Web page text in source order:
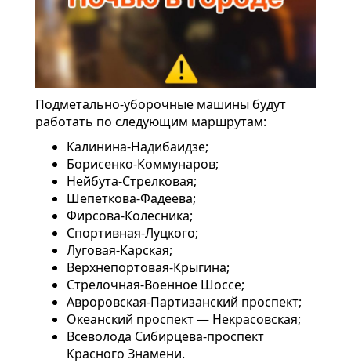
Подметально-уборочные машины будут
работать по следующим маршрутам:
Калинина-Надибаидзе;
Борисенко-Коммунаров;
Нейбута-Стрелковая;
Шепеткова-Фадеева;
Фирсова-Колесника;
Спортивная-Луцкого;
Луговая-Карская;
Верхнепортовая-Крыгина;
Стрелочная-Военное Шоссе;
Авроровская-Партизанский проспект;
Океанский проспект — Некрасовская;
Всеволода Сибирцева-проспект
Красного Знамени.